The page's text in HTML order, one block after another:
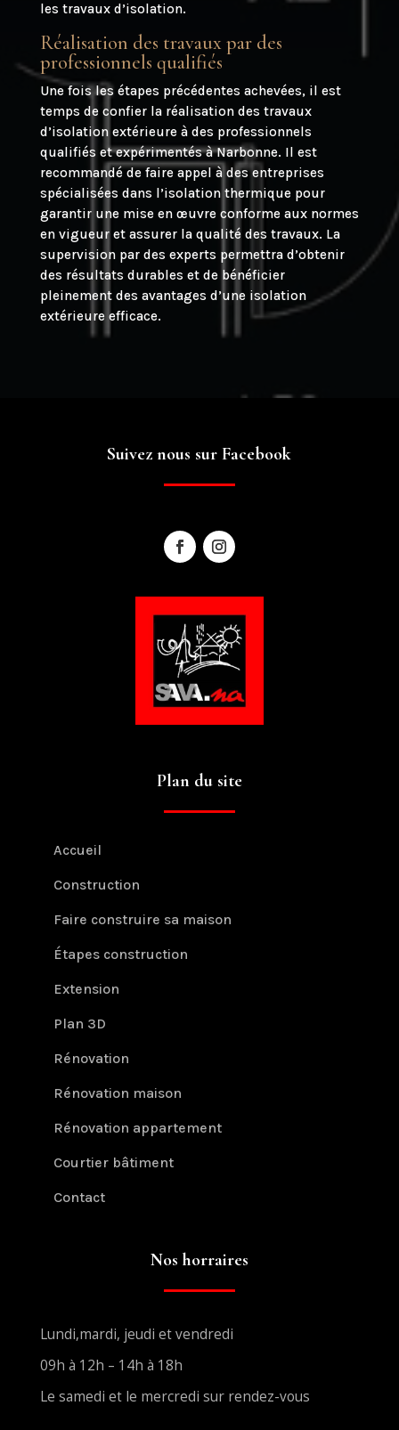
les travaux d’isolation.
Réalisation des travaux par des
professionnels qualifiés
Une fois les étapes précédentes achevées, il est
temps de confier la réalisation des travaux
d’isolation extérieure à des professionnels
qualifiés et expérimentés à Narbonne. Il est
recommandé de faire appel à des entreprises
spécialisées dans l’isolation thermique pour
garantir une mise en œuvre conforme aux normes
en vigueur et assurer la qualité des travaux. La
supervision par des experts permettra d’obtenir
des résultats durables et de bénéficier
pleinement des avantages d’une isolation
extérieure efficace.
Suivez nous sur Facebook
Plan du site
Accueil
Construction
Faire construire sa maison
Étapes construction
Extension
Plan 3D
Rénovation
Rénovation maison
Rénovation appartement
Courtier bâtiment
Contact
Nos horraires
Lundi,mardi, jeudi et vendredi
09h à 12h – 14h à 18h
Le samedi et le mercredi sur rendez-vous